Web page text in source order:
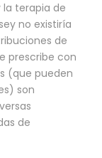
terapia de
no existiría
de
prescribe con
(que pueden
son
de